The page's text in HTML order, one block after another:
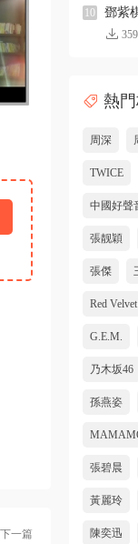
下一篇
10 鄧紫
熱
周深
TWICE
中國好聲
張靓穎
張傑
Red Velvet
G.E.M.
乃木坂46
孫燕姿
張碧晨
黃麗玲
陳奕迅